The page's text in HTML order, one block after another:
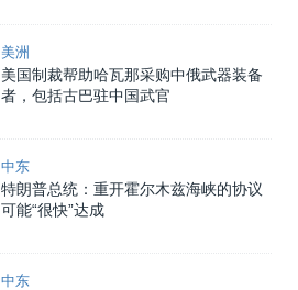
美洲
美国制裁帮助哈瓦那采购中俄武器装备
者，包括古巴驻中国武官
中东
特朗普总统：重开霍尔木兹海峡的协议
可能“很快”达成
中东